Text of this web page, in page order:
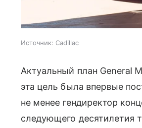
Источник: Cadillac
Актуальный план General
эта цель была впервые
не менее гендиректор
следующего десятилетия